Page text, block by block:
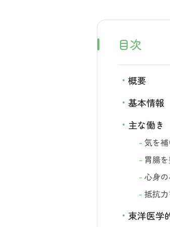
目次
概要
基本情報
主な働き
気を
胃腸
心身
抵抗
東洋医学